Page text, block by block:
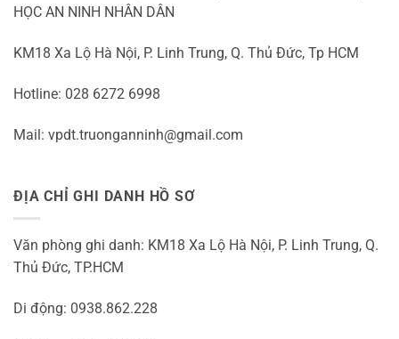
HỌC AN NINH NHÂN DÂN
KM18 Xa Lộ Hà Nội, P. Linh Trung, Q. Thủ Đức, Tp HCM
Hotline: 028 6272 6998
Mail: vpdt.truonganninh@gmail.com
ĐỊA CHỈ GHI DANH HỒ SƠ
Văn phòng ghi danh: KM18 Xa Lộ Hà Nội, P. Linh Trung, Q.
Thủ Đức, TP.HCM
Di động: 0938.862.228